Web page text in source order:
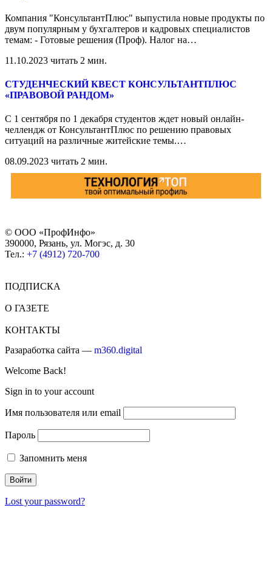
Компания "КонсультантПлюс" выпустила новые продукты по
двум популярным у бухгалтеров и кадровых специалистов
темам: - Готовые решения (Проф). Налог на…
11.10.2023 читать 2 мин.
СТУДЕНЧЕСКИЙ КВЕСТ КОНСУЛЬТАНТПЛЮС
«ПРАВОВОЙ РАНДОМ»
С 1 сентября по 1 декабря студентов ждет новый онлайн-
челлендж от КонсультантПлюс по решению правовых
ситуаций на различные житейские темы.…
08.09.2023 читать 2 мин.
© ООО «ПрофИнфо»
390000, Рязань, ул. Могэс, д. 30
Тел.: +7 (4912) 720-700
ПОДПИСКА
О ГАЗЕТЕ
КОНТАКТЫ
Разаработка сайта — m360.digital
Welcome Back!
Sign in to your account
Имя пользователя или email
Пароль
Запомнить меня
Lost your password?